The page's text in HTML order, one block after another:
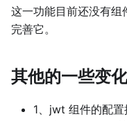
这一功能目前还没有组
完善它。
其他的一些变化
1、jwt 组件的配置